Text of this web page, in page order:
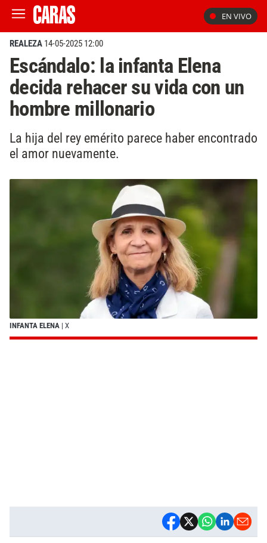
EN VIVO
REALEZA 14-05-2025 12:00
Escándalo: la infanta Elena
decida rehacer su vida con un
hombre millonario
La hija del rey emérito parece haber encontrado
el amor nuevamente.
INFANTA ELENA | X